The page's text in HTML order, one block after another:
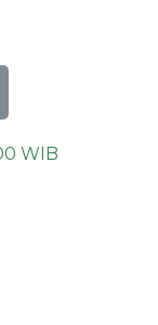
WIB